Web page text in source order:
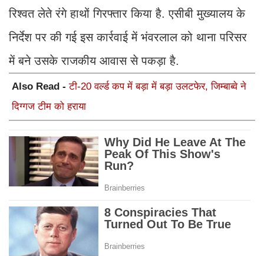
रिश्वत लेते रंगे हाथों गिरफ्तार किया है. एसीबी मुख्यालय के
निर्देश पर की गई इस कार्रवाई में भंवरलाल को थाना परिसर
में बने उसके राजकीय आवास से पकड़ा है.
Also Read -टी-20 वर्ल्ड कप में बड़ा में बड़ा उलटफेर, जिम्बाब्वे ने
दिग्गज टीम को हराया